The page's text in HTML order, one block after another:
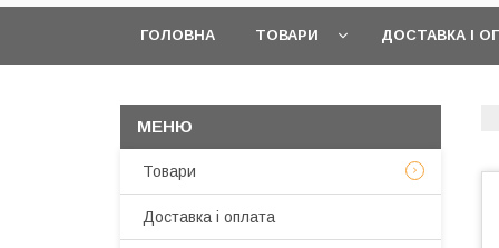
ГОЛОВНА ТОВАРИ ДОСТАВКА І
Товари
Доставка і оплата